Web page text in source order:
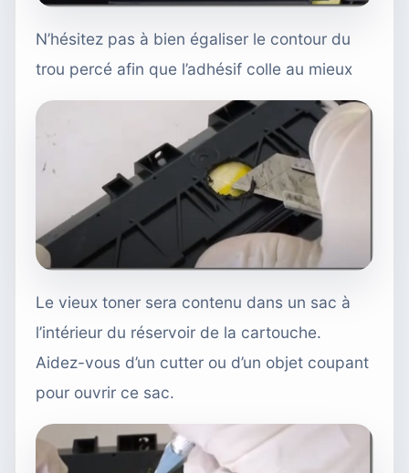
N’hésitez pas à bien égaliser le contour du
trou percé afin que l’adhésif colle au mieux
Le vieux toner sera contenu dans un sac à
l’intérieur du réservoir de la cartouche.
Aidez-vous d’un cutter ou d’un objet coupant
pour ouvrir ce sac.